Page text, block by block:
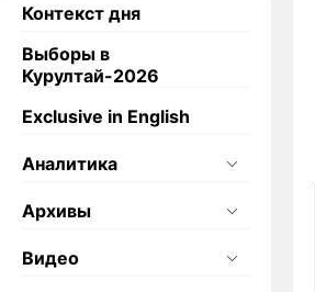
Контекст дня
Выборы в
Курултай-2026
Exclusive in English
Аналитика
Архивы
Видео